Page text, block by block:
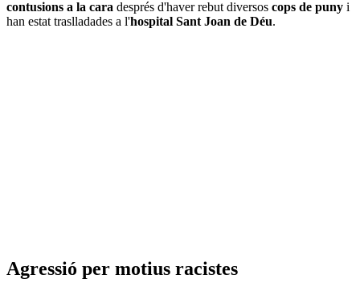
contusions a la cara després d'haver rebut diversos cops de puny i
han estat traslladades a l'hospital Sant Joan de Déu.
Agressió per motius racistes